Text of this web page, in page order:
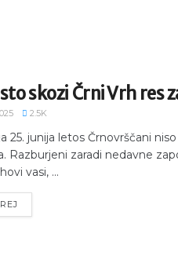
skozi Črni Vrh res
2.5K
25. junija letos Črnovrščani
Razburjeni zaradi nedavne
vasi, ...